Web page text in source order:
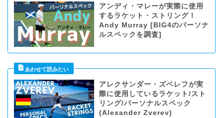
アンディ・マレーが実際に使用
するラケット・ストリング！
Andy Murray [BIG4のパーソナ
ルスペックを調査]
アレクサンダー・ズベレフが実
際に使用しているラケット/スト
リング/パーソナルスペック
(Alexander Zverev)